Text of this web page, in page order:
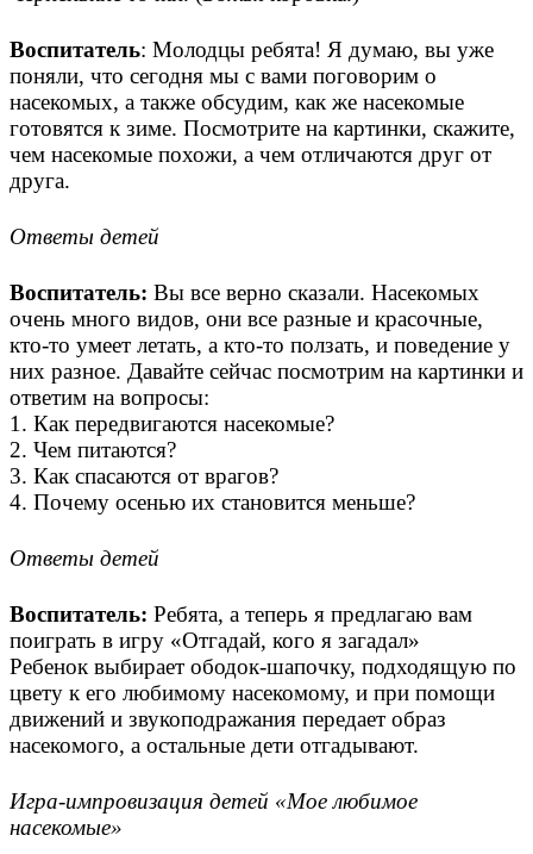
Воспитатель: Молодцы ребята! Я думаю, вы уже
поняли, что сегодня мы с вами поговорим о
насекомых, а также обсудим, как же насекомые
готовятся к зиме. Посмотрите на картинки, скажите,
чем насекомые похожи, а чем отличаются друг от
друга.
Ответы детей
Воспитатель: Вы все верно сказали. Насекомых
очень много видов, они все разные и красочные,
кто-то умеет летать, а кто-то ползать, и поведение у
них разное. Давайте сейчас посмотрим на картинки и
ответим на вопросы:
1. Как передвигаются насекомые?
2. Чем питаются?
3. Как спасаются от врагов?
4. Почему осенью их становится меньше?
Ответы детей
Воспитатель: Ребята, а теперь я предлагаю вам
поиграть в игру «Отгадай, кого я загадал»
Ребенок выбирает ободок-шапочку, подходящую по
цвету к его любимому насекомому, и при помощи
движений и звукоподражания передает образ
насекомого, а остальные дети отгадывают.
Игра-импровизация детей «Мое любимое
насекомые»